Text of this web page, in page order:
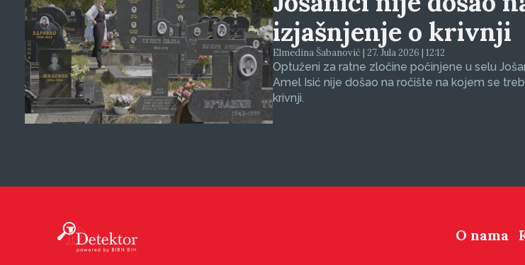
izjašnjenje o krivnji
Elmedina Šabanović | 27. Jula 2026 | 12:12
Optuženi za ratne zločine počinjene u selu
Amel Isić nije došao na ročište na kojem se
krivnji.
O nama